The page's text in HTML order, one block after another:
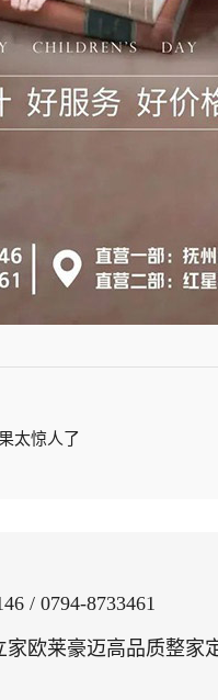
太惊人了
/ 0794-8733461
欧莱豪迈高品质整家